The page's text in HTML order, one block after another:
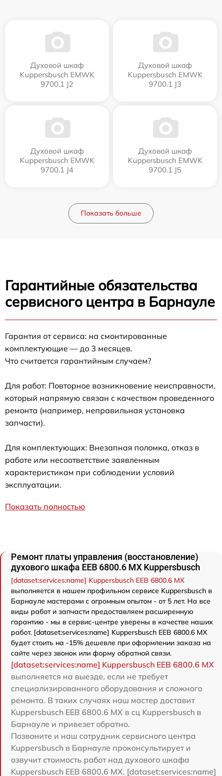
Духовой шкаф
Kuppersbusch EMWK
9700.1 J2
Духовой шкаф
Kuppersbusch EMWK
9700.1 J3
Духовой шкаф
Kuppersbusch EMWK
9700.1 J4
Духовой шкаф
Kuppersbusch EMWK
9700.1 J5
Показать больше
Гарантийные обязательства
сервисного центра в Барнауле
Гарантия от сервиса: на смонтированные
комплектующие — до 3 месяцев.
Что считается гарантийным случаем?
Для работ: Повторное возникновение неисправности,
который напрямую связан с качеством проведенного
ремонта (например, неправильная установка
запчасти).
Для комплектующих: Внезапная поломка, отказ в
работе или несоответствие заявленным
характеристикам при соблюдении условий
эксплуатации.
Показать полностью
Ремонт платы управления (восстановление)
духового шкафа EEB 6800.6 MX Kuppersbusch
[dataset:services:name] Kuppersbusch EEB 6800.6 MX
выполняется в нашем профильном сервисе Kuppersbusch в
Барнауле мастерами с огромным опытом - от 5 лет. На все
виды работ и запчасти предоставляем расширенную
гарантию - мы в сервис-центре уверены в качестве наших
работ. [dataset:services:name] Kuppersbusch EEB 6800.6 MX
будет стоить на -15% дешевле при оформлении заказа на
сайте через звонок или форму обратной связи.
[dataset:services:name] Kuppersbusch EEB 6800.6 MX
выполняется на выезде, если не требует
специализированного оборудования и сложного
ремонта. В таких случаях наш мастер доставит
Kuppersbusch EEB 6800.6 MX в сц Kuppersbusch в
Барнауле и привезет обратно.
Позвоните и наш сотрудник сервисного центра
Kuppersbusch в Барнауле проконсультирует и
озвучит стоимость работ над духового шкафа
Kuppersbusch EEB 6800.6 MX. [dataset:services:name]